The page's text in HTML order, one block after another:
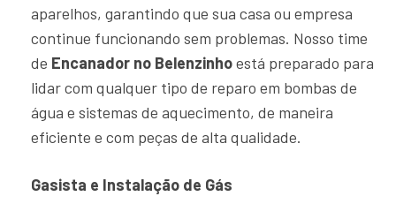
aparelhos, garantindo que sua casa ou empresa
continue funcionando sem problemas. Nosso time
de Encanador no Belenzinhoestá preparado para
lidar com qualquer tipo de reparo em bombas de
água e sistemas de aquecimento, de maneira
eficiente e com peças de alta qualidade.
Gasista e Instalação de Gás